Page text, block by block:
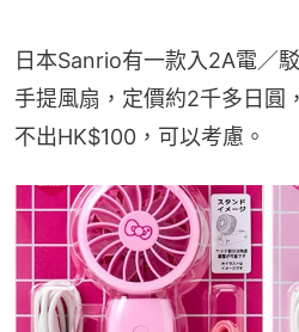
日本Sanrio有一款入2A電／
手提風扇，定價約2千多日圓
不出HK$100，可以考慮。